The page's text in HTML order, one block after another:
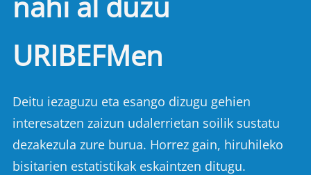
URIBEFMen
Deitu iezaguzu eta esango dizugu gehien
interesatzen zaizun udalerrietan soilik sustatu
dezakezula zure burua. Horrez gain, hiruhileko
bisitarien estatistikak eskaintzen ditugu.